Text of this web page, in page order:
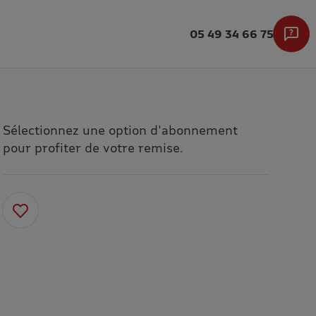
05 49 34 66 75
Sélectionnez une option d'abonnement
pour profiter de votre remise.